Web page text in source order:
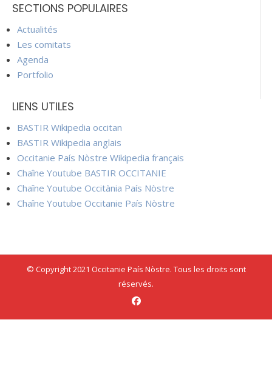
SECTIONS POPULAIRES
Actualités
Les comitats
Agenda
Portfolio
LIENS UTILES
BASTIR Wikipedia occitan
BASTIR Wikipedia anglais
Occitanie País Nòstre Wikipedia français
Chaîne Youtube BASTIR OCCITANIE
Chaîne Youtube Occitània País Nòstre
Chaîne Youtube Occitanie País Nòstre
© Copyright 2021 Occitanie País Nòstre. Tous les droits sont
réservés.